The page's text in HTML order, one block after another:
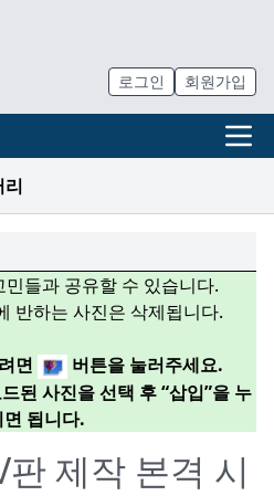
로그인 회원가입
리
들과 공유할 수 있습니다.
반하는 사진은 삭제됩니다.
면
버튼을 눌러주세요.
된 사진을 선택 후 “삽입”을 누
면 됩니다.
제작 본격 시